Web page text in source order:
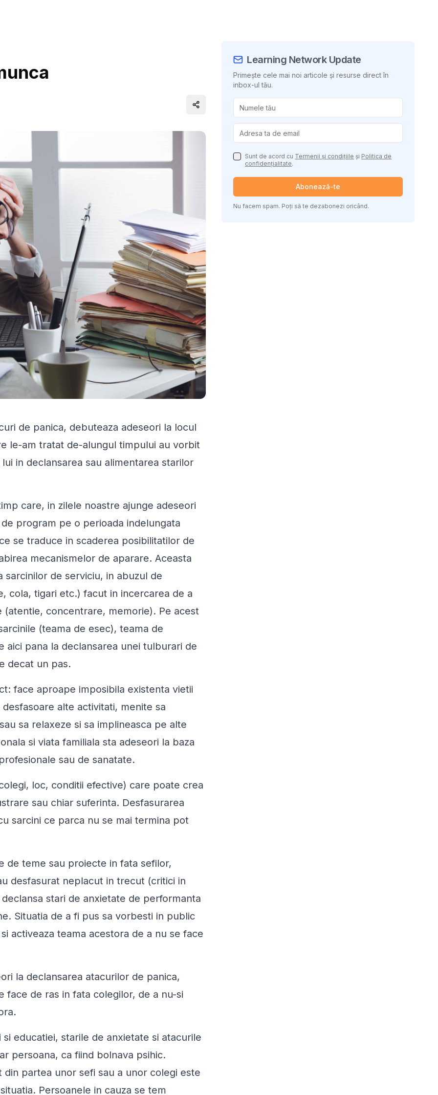
Distribuie conținutul
de panica, debuteaza adeseori la locul
le-am tratat de-alungul timpului au vorbit
in declansarea sau alimentarea starilor
care, in zilele noastre ajunge adeseori
program pe o perioada indelungata
se traduce in scaderea posibilitatilor de
mecanismelor de aparare. Aceasta
de serviciu, in abuzul de
cola, tigari etc.) facut in incercarea de a
concentrare, memorie). Pe acest
(teama de esec), teama de
pana la declansarea unei tulburari de
decat un pas.
face aproape imposibila existenta vietii
alte activitati, menite sa
sa relaxeze si sa implineasca pe alte
si viata familiala sta adeseori la baza
sau de sanatate.
loc, conditii efective) care poate crea
sau chiar suferinta. Desfasurarea
sarcini ce parca nu se mai termina pot
de teme sau proiecte in fata sefilor,
desfasurat neplacut in trecut (critici in
stari de anxietate de performanta
Situatia de a fi pus sa vorbesti in public
activeaza teama acestora de a nu se face
la declansarea atacurilor de panica,
face de ras in fata colegilor, de a nu-si
educatiei, starile de anxietate si atacurile
persoana, ca fiind bolnava psihic.
partea unor sefi sau a unor colegi este
Persoanele in cauza se tem
Learning Network Update
Primește cele mai noi articole și resurse direct în
inbox-ul tău.
Sunt de acord cu Termenii și condițiile și Politica de
confidențialitate.
Abonează-te
Nu facem spam. Poți să te dezabonezi oricând.